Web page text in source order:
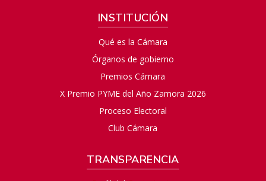
INSTITUCIÓN
Qué es la Cámara
Órganos de gobierno
Premios Cámara
X Premio PYME del Año Zamora 2026
Proceso Electoral
Club Cámara
TRANSPARENCIA